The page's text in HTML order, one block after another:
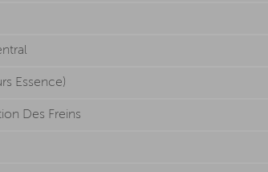
Essence)
Des Freins